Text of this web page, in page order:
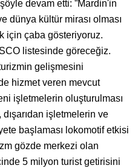
devam etti: ”Mardin'in
dünya kültür mirası olması
için çaba gösteriyoruz.
listesinde göreceğiz.
gelişmesini
hizmet veren mevcut
işletmelerin oluşturulması
işletmelerin ve
başlaması lokomotif etkisi
gözde merkezi olan
5 milyon turist getirisini